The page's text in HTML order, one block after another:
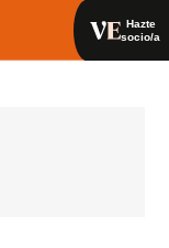
Hazte
socio/a